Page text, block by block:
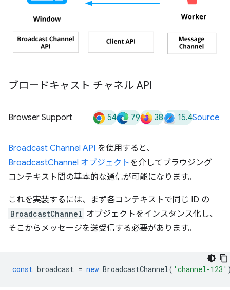
ブロードキャスト チャネル API
Browser Support 54 79 38 15.4Source
Broadcast Channel API を使用すると、
BroadcastChannel オブジェクトを介してブラウジング
コンテキスト間の基本的な通信が可能になります。
これを実装するには、まず各コンテキストで同じ ID の
BroadcastChannel オブジェクトをインスタンス化し、
そこからメッセージを送受信する必要があります。
const broadcast = new BroadcastChannel( 'channel-123'